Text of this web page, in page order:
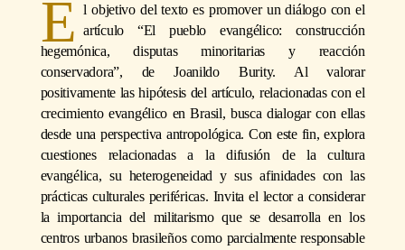
E
l objetivo del texto es promover un diálogo con el
artículo “El pueblo evangélico: construcción
hegemónica, disputas minoritarias y reacción
conservadora”, de Joanildo Burity. Al valorar
positivamente las hipótesis del artículo, relacionadas con el
crecimiento evangélico en Brasil, busca dialogar con ellas
desde una perspectiva antropológica. Con este fin, explora
cuestiones relacionadas a la difusión de la cultura
evangélica, su heterogeneidad y sus afinidades con las
prácticas culturales periféricas. Invita el lector a considerar
la importancia del militarismo que se desarrolla en los
centros urbanos brasileños como parcialmente responsable